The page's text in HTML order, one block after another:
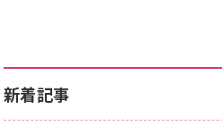
z世代 (1617)
新着記事